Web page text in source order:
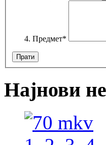
Предмет*
Најнови